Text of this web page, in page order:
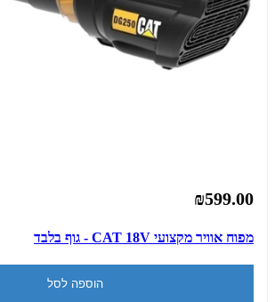
₪599.00
מפוח אוויר מקצועי CAT 18V - גוף בלבד
הוספה לסל